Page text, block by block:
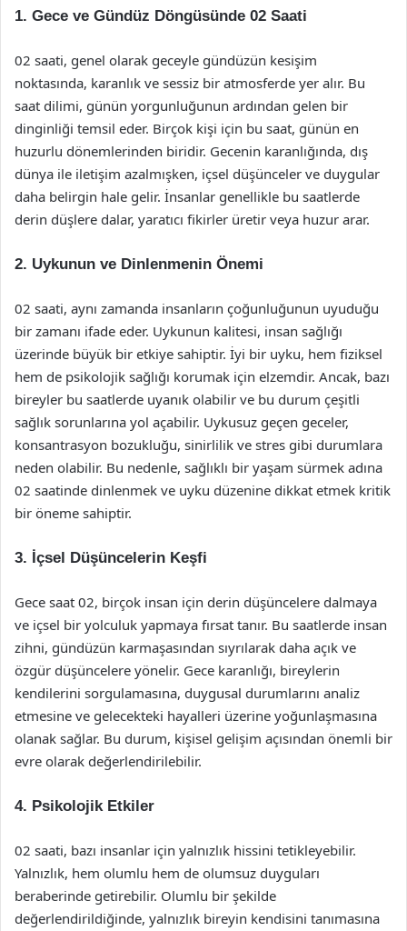
1. Gece ve Gündüz Döngüsünde 02 Saati
02 saati, genel olarak geceyle gündüzün kesişim
noktasında, karanlık ve sessiz bir atmosferde yer alır. Bu
saat dilimi, günün yorgunluğunun ardından gelen bir
dinginliği temsil eder. Birçok kişi için bu saat, günün en
huzurlu dönemlerinden biridir. Gecenin karanlığında, dış
dünya ile iletişim azalmışken, içsel düşünceler ve duygular
daha belirgin hale gelir. İnsanlar genellikle bu saatlerde
derin düşlere dalar, yaratıcı fikirler üretir veya huzur arar.
2. Uykunun ve Dinlenmenin Önemi
02 saati, aynı zamanda insanların çoğunluğunun uyuduğu
bir zamanı ifade eder. Uykunun kalitesi, insan sağlığı
üzerinde büyük bir etkiye sahiptir. İyi bir uyku, hem fiziksel
hem de psikolojik sağlığı korumak için elzemdir. Ancak, bazı
bireyler bu saatlerde uyanık olabilir ve bu durum çeşitli
sağlık sorunlarına yol açabilir. Uykusuz geçen geceler,
konsantrasyon bozukluğu, sinirlilik ve stres gibi durumlara
neden olabilir. Bu nedenle, sağlıklı bir yaşam sürmek adına
02 saatinde dinlenmek ve uyku düzenine dikkat etmek kritik
bir öneme sahiptir.
3. İçsel Düşüncelerin Keşfi
Gece saat 02, birçok insan için derin düşüncelere dalmaya
ve içsel bir yolculuk yapmaya fırsat tanır. Bu saatlerde insan
zihni, gündüzün karmaşasından sıyrılarak daha açık ve
özgür düşüncelere yönelir. Gece karanlığı, bireylerin
kendilerini sorgulamasına, duygusal durumlarını analiz
etmesine ve gelecekteki hayalleri üzerine yoğunlaşmasına
olanak sağlar. Bu durum, kişisel gelişim açısından önemli bir
evre olarak değerlendirilebilir.
4. Psikolojik Etkiler
02 saati, bazı insanlar için yalnızlık hissini tetikleyebilir.
Yalnızlık, hem olumlu hem de olumsuz duyguları
beraberinde getirebilir. Olumlu bir şekilde
değerlendirildiğinde, yalnızlık bireyin kendisini tanımasına